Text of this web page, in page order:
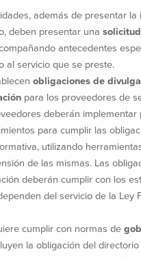
además de presentar
deben presentar una
antecedentes
al servicio que se preste.
obligaciones de
para los proveedores de
deberán implementar
para cumplir las
utilizando
de las mismas. Las
deberán cumplir con los
del servicio de la Ley
cumplir con normas de
la obligación del